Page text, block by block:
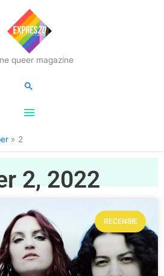
queer magazine
Hoofdmenu
Zoeken
2
2, 2022
RECENSIE